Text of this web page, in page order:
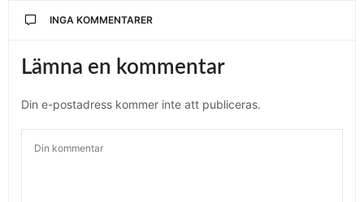
INGA KOMMENTARER
Lämna en kommentar
Din e-postadress kommer inte att publiceras.